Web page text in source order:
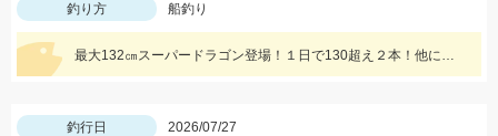
釣り方
船釣り
最大132㎝スーパードラゴン登場！１日で130超え２本！他にもドラゴン級爆発の凄い１日でした！
釣行日
2026/07/27